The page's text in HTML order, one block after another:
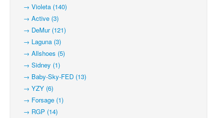
→ Violeta (140)
→ Active (3)
→ DeMur (121)
→ Laguna (3)
→ Allshoes (5)
→ Sidney (1)
→ Baby-Sky-FED (13)
→ YZY (6)
→ Forsage (1)
→ RGP (14)